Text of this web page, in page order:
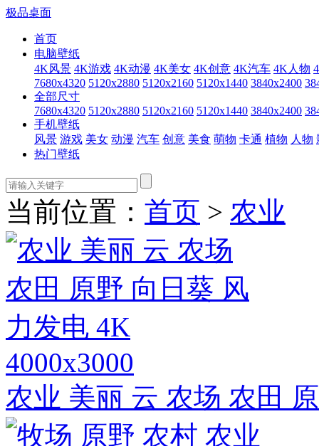
极品桌面
首页
电脑壁纸
4K风景 4K游戏 4K动漫 4K美女 4K创意 4K汽车 4K人物
7680x4320 5120x2880 5120x2160 5120x1440 3840x2400
全部尺寸
7680x4320 5120x2880 5120x2160 5120x1440 3840x2400
手机壁纸
风景 游戏 美女 动漫 汽车 创意 美食 萌物 卡通 植物 人物
热门壁纸
当前位置： 首页 > 农业
4000x3000
农业 美丽 云 农场 农田